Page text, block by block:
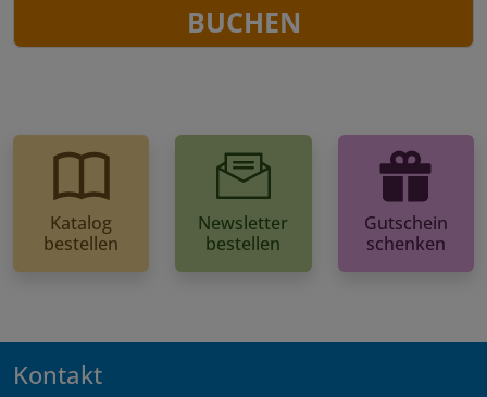
BUCHEN
Katalog
bestellen
Newsletter
bestellen
Gutschein
schenken
Kontakt